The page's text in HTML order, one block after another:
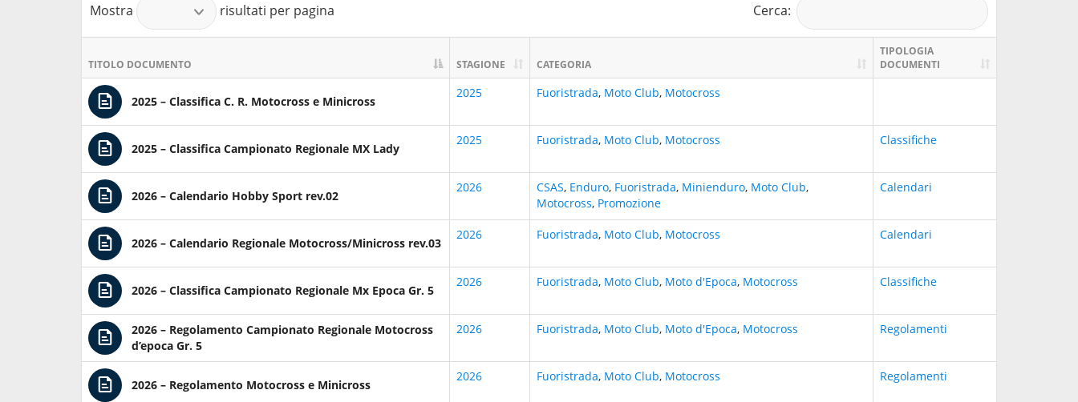
Mostra risultati per pagina Cerca:
TITOLO DOCUMENTO STAGIONE CATEGORIA
TIPOLOGIA
DOCUMENTI
2025 – Classifica C. R. Motocross e Minicross
2025 Fuoristrada, Moto Club, Motocross
2025 – Classifica Campionato Regionale MX Lady
2025 Fuoristrada, Moto Club, Motocross Classifiche
2026 – Calendario Hobby Sport rev.02
2026 CSAS, Enduro, Fuoristrada, Minienduro, Moto Club,
Motocross, Promozione
Calendari
2026 – Calendario Regionale Motocross/Minicross rev.03
2026 Fuoristrada, Moto Club, Motocross Calendari
2026 – Classifica Campionato Regionale Mx Epoca Gr. 5
2026 Fuoristrada, Moto Club, Moto d'Epoca, Motocross Classifiche
2026 – Regolamento Campionato Regionale Motocross
d’epoca Gr. 5
2026 Fuoristrada, Moto Club, Moto d'Epoca, Motocross Regolamenti
2026 – Regolamento Motocross e Minicross
2026 Fuoristrada, Moto Club, Motocross Regolamenti